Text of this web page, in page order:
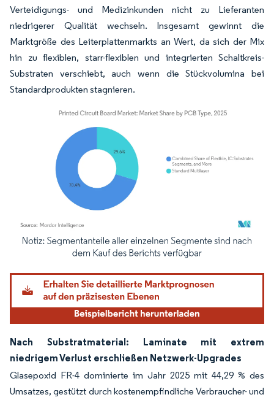
Verteidigungs- und Medizinkunden nicht zu Lieferanten
niedrigerer Qualität wechseln. Insgesamt gewinnt die
Marktgröße des Leiterplattenmarkts an Wert, da sich der Mix
hin zu flexiblen, starr-flexiblen und integrierten Schaltkreis-
Substraten verschiebt, auch wenn die Stückvolumina bei
Standardprodukten stagnieren.
Bild © Mordor Intelligence. Wiederverwendung erfordert Namensnennung
Nach Substratmaterial: Laminate mit extrem
niedrigem Verlust erschließen Netzwerk-Upgrades
Glasepoxid FR-4 dominierte im Jahr 2025 mit 44,29 % des
Umsatzes, gestützt durch kostenempfindliche Verbraucher- und